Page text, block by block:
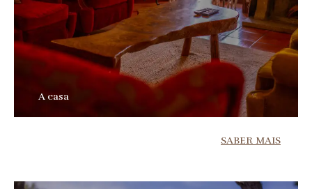
A casa
SABER MAIS